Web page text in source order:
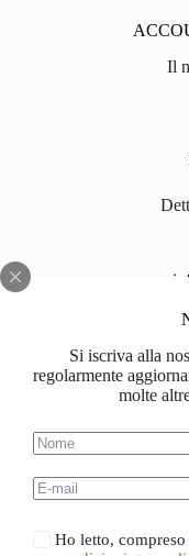
Si iscriva alla
regolarmente
molte
Ho letto, compreso
Il
Condizioni